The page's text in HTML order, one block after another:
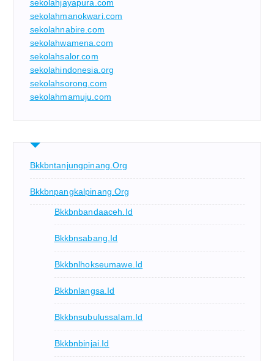
sekolahjayapura.com
sekolahmanokwari.com
sekolahnabire.com
sekolahwamena.com
sekolahsalor.com
sekolahindonesia.org
sekolahsorong.com
sekolahmamuju.com
Bkkbntanjungpinang.org
Bkkbnpangkalpinang.org
Bkkbnbandaaceh.id
Bkkbnsabang.id
Bkkbnlhokseumawe.id
Bkkbnlangsa.id
Bkkbnsubulussalam.id
Bkkbnbinjai.id